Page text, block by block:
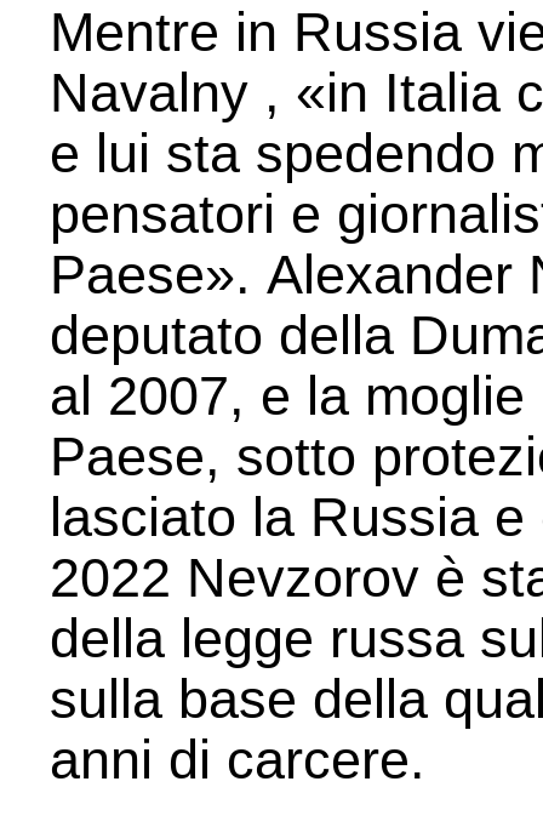
Mentre in Russia
Navalny , «in Italia
e lui sta spedendo
pensatori e
Paese». Alexander
deputato della
al 2007, e la
Paese, sotto
lasciato la Russia
2022 Nevzorov è
della legge russa
sulla base della
anni di carcere.